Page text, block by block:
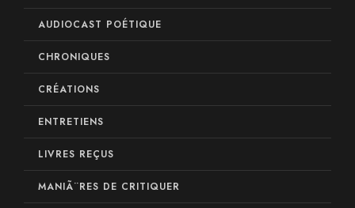
AUDIOCAST POÉTIQUE
CHRONIQUES
CRÉATIONS
ENTRETIENS
LIVRES REÇUS
MANIÃ¨RES DE CRITIQUER